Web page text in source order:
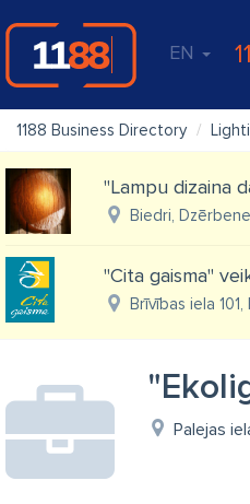
EN
1188 Business Directory
"Lampu dizaina
Biedri,
"Cita gaisma"
Brīvības iela 101,
Palejas